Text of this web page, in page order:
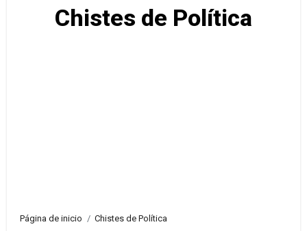
Chistes de Política
Página de inicio Chistes de Política